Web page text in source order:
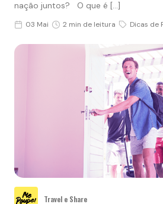
nação juntos? O que é […]
03 Mai 2 min de leitura Dicas de
Travel e Share